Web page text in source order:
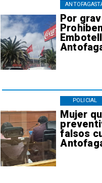
Por
Mujer
falsos
POLICIAL